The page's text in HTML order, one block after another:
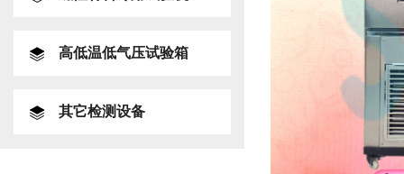
高低温低气压试验箱
其它检测设备